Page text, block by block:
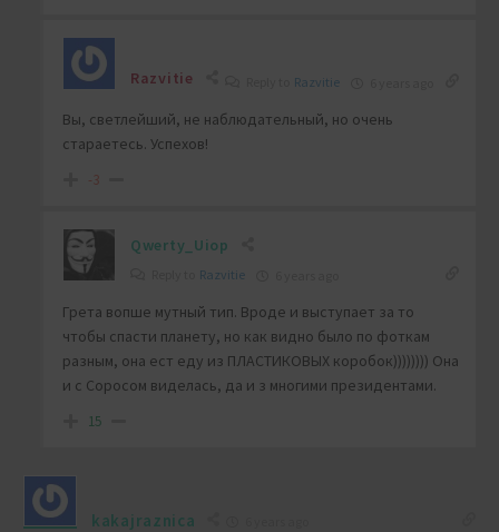
Razvitie Razvitie
Вы, светлейший, не наблюдательный, но очень
стараетесь. Успехов!
-3
Qwerty_Uiop
Razvitie
Грета вопше мутный тип. Вроде и выступает за то
чтобы спасти планету, но как видно было по фоткам
разным, она ест еду из ПЛАСТИКОВЫХ коробок)))))))) Она
и с Соросом виделась, да и з многими президентами.
15
kakajraznica